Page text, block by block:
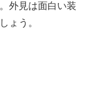
外見は面白い装
ょう。